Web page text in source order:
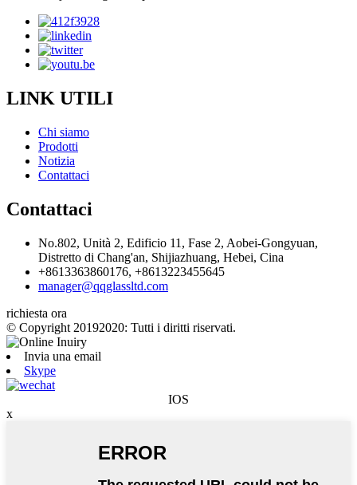
LINK UTILI
Chi siamo
Prodotti
Notizia
Contattaci
Contattaci
No.802, Unità 2, Edificio 11, Fase 2, Aobei-Gongyuan,
Distretto di Chang'an, Shijiazhuang, Hebei, Cina
+8613363860176, +8613223455645
manager@qqglassltd.com
richiesta ora
© Copyright 20192020: Tutti i diritti riservati.
Invia una email
Skype
IOS
x